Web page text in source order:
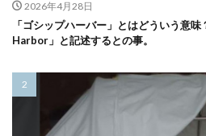
2026年4月28日
「ゴシップハーバー」とはどういう意
Harbor」と記述するとの事。